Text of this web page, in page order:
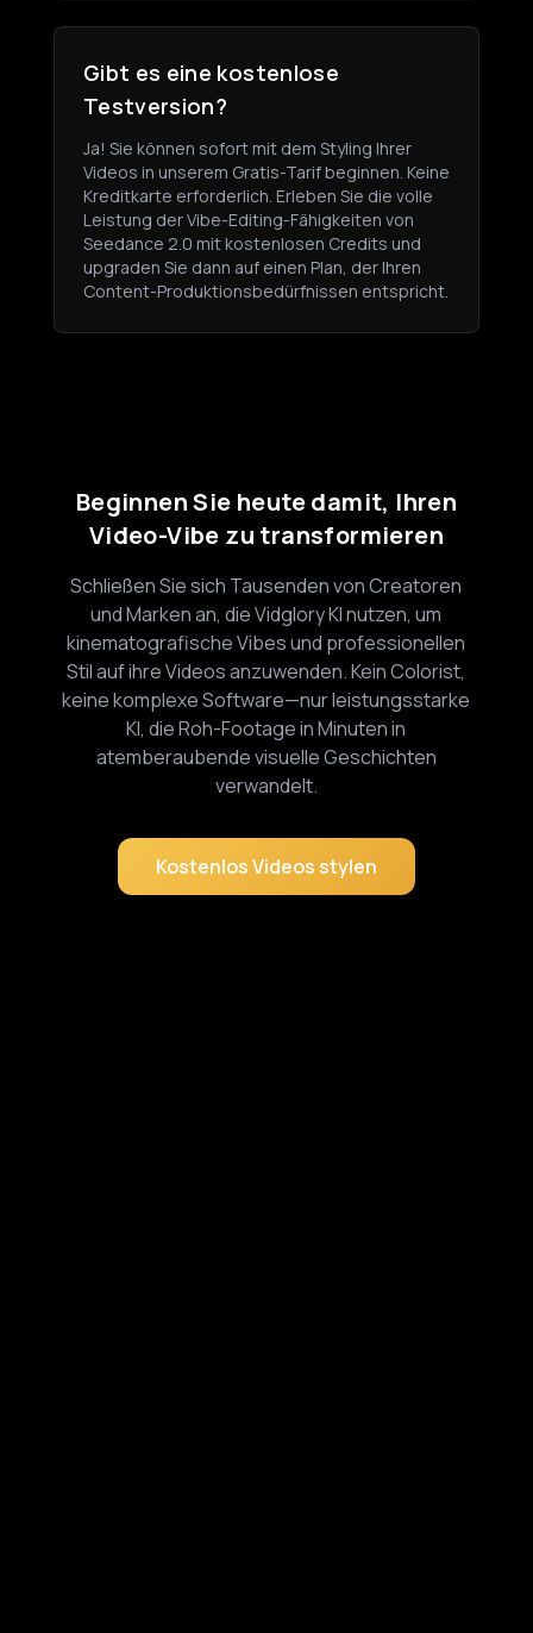
Gibt es eine kostenlose
Testversion?
Ja! Sie können sofort mit dem Styling Ihrer
Videos in unserem Gratis-Tarif beginnen. Keine
Kreditkarte erforderlich. Erleben Sie die volle
Leistung der Vibe-Editing-Fähigkeiten von
Seedance 2.0 mit kostenlosen Credits und
upgraden Sie dann auf einen Plan, der Ihren
Content-Produktionsbedürfnissen entspricht.
Beginnen Sie heute damit, Ihren
Video-Vibe zu transformieren
Schließen Sie sich Tausenden von Creatoren
und Marken an, die Vidglory KI nutzen, um
kinematografische Vibes und professionellen
Stil auf ihre Videos anzuwenden. Kein Colorist,
keine komplexe Software—nur leistungsstarke
KI, die Roh-Footage in Minuten in
atemberaubende visuelle Geschichten
verwandelt.
Kostenlos Videos stylen